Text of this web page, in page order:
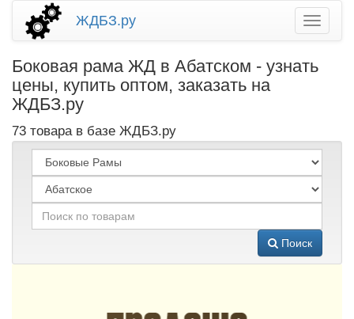
ЖДБЗ.ру
Боковая рама ЖД в Абатском - узнать
цены, купить оптом, заказать на
ЖДБЗ.ру
73 товара в базе ЖДБЗ.ру
Поиск